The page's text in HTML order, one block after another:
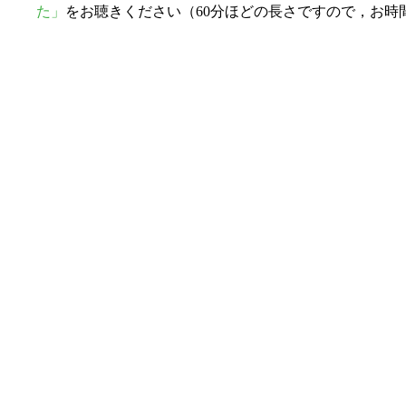
た」
をお聴きください（60分ほどの長さですので，お時